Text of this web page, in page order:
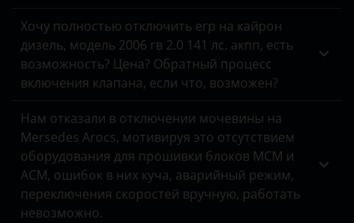
Kia
Land Rover
Lifan
Luxgen
Mazda
Хочу полностью отключить егр на кайрон
дизель, модель 2006 гв 2.0 141 лс. акпп, есть
возможность? Цена? Обратный процесс
включения клапана, если что, возможен?
Нам отказали в отключении мочевины на
Mersedes Arocs, мотивируя это отсутствием
оборудования для прошивки блоков MCM и
ACM, ошибок в них куча, аварийный режим,
переключения скоростей вручную, работать
невозможно.